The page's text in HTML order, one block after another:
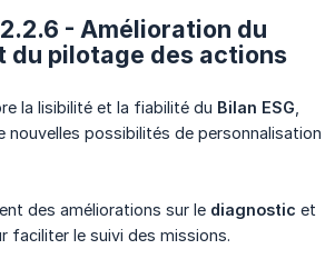
- Amélioration du
du pilotage des actions
la lisibilité et la fiabilité du Bilan ESG
possibilités de personnalisation
des améliorations sur le diagnostic et
faciliter le suivi des missions.